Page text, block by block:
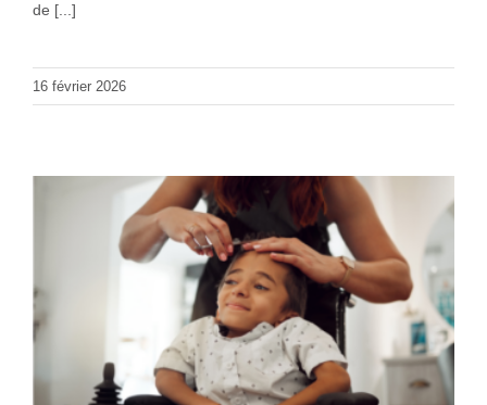
de [...]
16 février 2026